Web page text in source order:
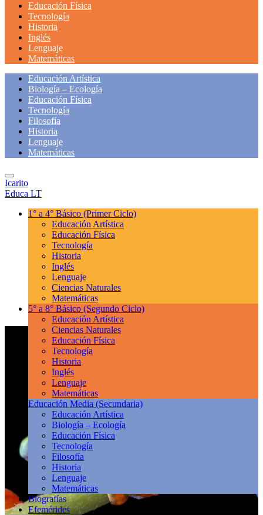
Educación Física
Tecnología
Historia
Inglés
Lenguaje
Matemáticas
Educación Artística
Biología – Ecología
Educación Física
Tecnología
Filosofía
Historia
Lenguaje
Matemáticas
Icarito
Educa LT
1° a 4° Básico (Primer Ciclo)
Educación Artística
Educación Física
Tecnología
Historia
Inglés
Lenguaje
Ciencias Naturales
Matemáticas
5° a 8° Básico (Segundo Ciclo)
Educación Artística
Ciencias Naturales
Educación Física
Tecnología
Historia
Inglés
Lenguaje
Matemáticas
Educación Media (Secundaria)
Educación Artística
Biología – Ecología
Educación Física
Tecnología
Filosofía
Historia
Lenguaje
Matemáticas
Biografías
Efemérides